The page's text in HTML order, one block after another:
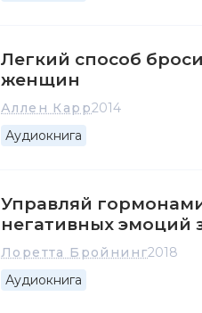
Легкий способ
женщин
Аллен Карр2014
Аудиокнига
Управляй гормонами
негативных эмоций
Лоретта Бройнинг2018
Аудиокнига